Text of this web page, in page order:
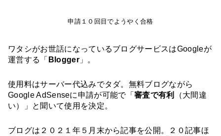
申請１０回目でようやく合格
ワタシがお世話になっているブログサービスはGoogleが
運営する「 Blogger」。
使用料はサーバー代込みでタダ。無料ブログながら
Google AdSenseに申請が可能で「審査で有利
（大間違
い）」と聞いて使用を決定。
ブログは２０２１年５月末から記事を公開。２０記事ほ